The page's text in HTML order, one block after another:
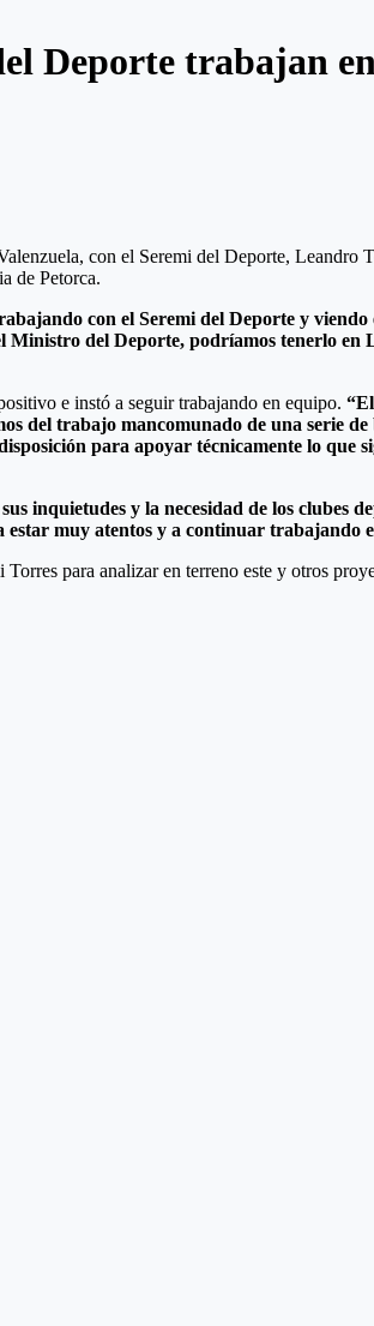
Deporte trabajan
con el Seremi del Deporte,
de Petorca.
con el Seremi del Deporte y
Ministro del Deporte, podríamos tenerlo
e instó a seguir trabajando en equipo.
del trabajo mancomunado de una serie
para apoyar técnicamente lo
inquietudes y la necesidad de los
muy atentos y a continuar trabajando
para analizar en terreno este y otros